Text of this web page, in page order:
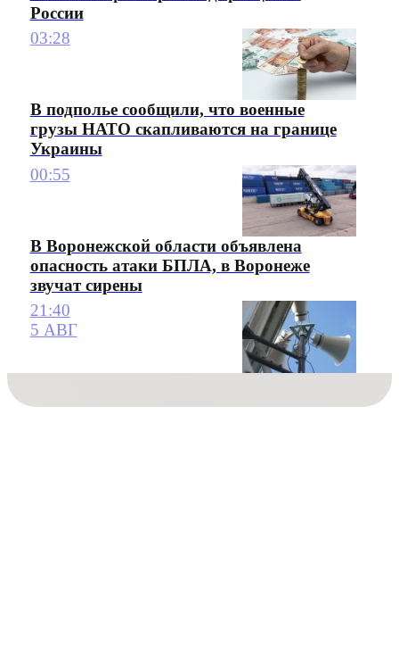
России
03:28
В подполье сообщили, что военные
грузы НАТО скапливаются на границе
Украины
00:55
В Воронежской области объявлена
опасность атаки БПЛА, в Воронеже
звучат сирены
21:40
5 АВГ